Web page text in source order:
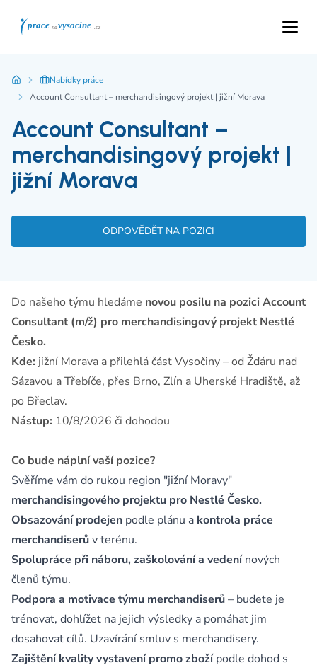
Nabídky práce
Account Consultant – merchandisingový projekt | jižní Morava
Account Consultant –
merchandisingový projekt |
jižní Morava
ODPOVĚDĚT NA POZICI
Do našeho týmu hledáme novou posilu na pozici Account
Consultant (m/ž) pro merchandisingový projekt Nestlé
Česko.
Kde: jižní Morava a přilehlá část Vysočiny – od Žďáru nad
Sázavou a Třebíče, přes Brno, Zlín a Uherské Hradiště, až
po Břeclav.
Nástup: 10/8/2026 či dohodou
Co bude náplní vaší pozice?
Svěříme vám do rukou region "jižní Moravy"
merchandisingového projektu pro Nestlé Česko.
Obsazování prodejen podle plánu a kontrola práce
merchandiserův terénu.
Spolupráce při náboru, zaškolování a vedenínových
členů týmu.
Podpora a motivace týmu merchandiserů– budete je
trénovat, dohlížet na jejich výsledky a pomáhat jim
dosahovat cílů. Uzavírání smluv s merchandisery.
Zajištění kvality vystavení promo zbožípodle dohod s